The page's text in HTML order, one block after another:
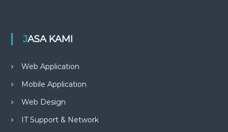
JASA KAMI
Web Application
Mobile Application
Web Design
IT Support & Network